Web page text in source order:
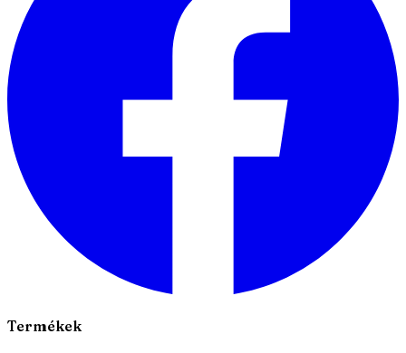
Termékek